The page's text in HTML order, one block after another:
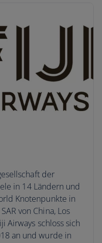
der
in 14 Ländern und
Knotenpunkte in
von China, Los
Airways schloss sich
an und wurde in